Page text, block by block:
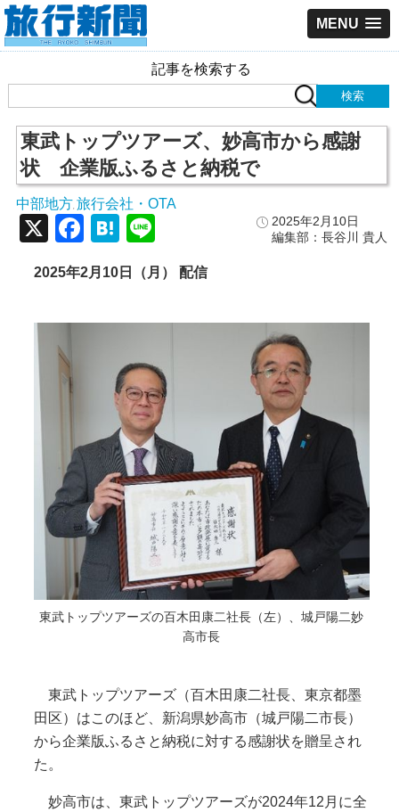
MENU
記事を検索する
東武トップツアーズ、妙高市から感謝
状 企業版ふるさと納税で
中部地方 旅行会社・OTA
2025年2月10日
編集部：長谷川 貴人
X Facebook
Hatena
2025年2月10日（月） 配信
東武トップツアーズの百木田康二社長（左）、城戸陽二妙
高市長
東武トップツアーズ（百木田康二社長、東京都墨
田区）はこのほど、新潟県妙高市（城戸陽二市長）
から企業版ふるさと納税に対する感謝状を贈呈され
た。
妙高市は、東武トップツアーズが2024年12月に全